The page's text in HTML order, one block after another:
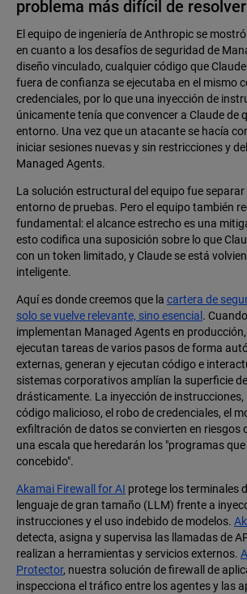
problema más difícil de resolver
El equipo de ingeniería de Anthropic se
en cuanto a los desafíos de seguridad de
diseño vinculado, cualquier código que
fuera de confianza se ejecutaba en el mismo
credenciales, por lo que una inyección de
únicamente tenía que convencer a Claude de
entorno. Una vez que un atacante se hacía
iniciar sesiones nuevas y sin restricciones y
Managed Agents.
La solución estructural del equipo fue separar
entorno de pruebas. Pero el equipo también
fundamental: el alcance estrecho es una
esto codifica una suposición sobre lo que
con un token limitado, y Claude se está
inteligente.
Aquí es donde creemos que la cartera de
solo se vuelve relevante, sino esencial .
implementan Managed Agents en
ejecutan tareas de varios pasos de forma
externas, generan y ejecutan código e
sistemas corporativos amplían la superficie
drásticamente. La inyección de instrucciones,
código malicioso, el robo de credenciales, el
exfiltración de datos se convierten en riesgos
una escala que heredarán los "programas
concebido".
Akamai Firewall for AI protege los terminales
lenguaje de gran tamaño (LLM) frente a
instrucciones y el uso indebido de modelos.
detecta, asigna y supervisa las llamadas de
realizan a herramientas y servicios externos.
Protector, nuestra solución de firewall de
inspecciona el tráfico entre los agentes y las